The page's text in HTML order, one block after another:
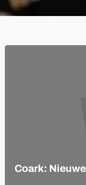
Coark: